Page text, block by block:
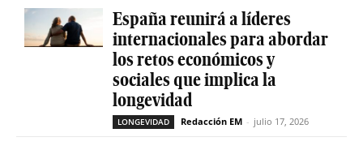
España reunirá a líderes
internacionales para abordar
los retos económicos y
sociales que implica la
longevidad
LONGEVIDAD Redacción EM - julio 17, 2026